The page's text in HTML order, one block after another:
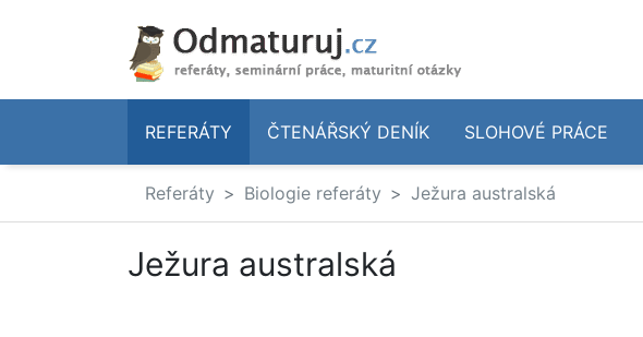
REFERÁTY ČTENÁŘSKÝ DENÍK SLOHOVÉ PRÁCE
Referáty Biologie referáty Ježura australská
Ježura australská